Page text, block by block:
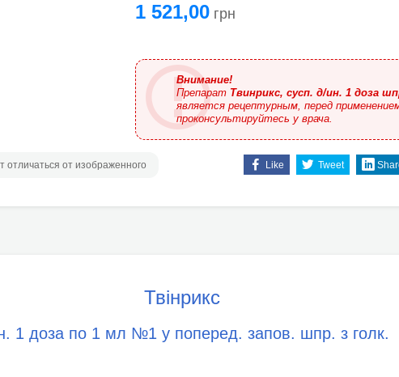
1 521,00грн
Внимание!
Препарат Твинрикс, сусп. д/ин. 1 доза
является рецептурным, перед
проконсультируйтесь у врача.
отличаться от изображенного Like Tweet
Твінрикс
1 доза по 1 мл №1 у поперед. запов. шпр. з голк.